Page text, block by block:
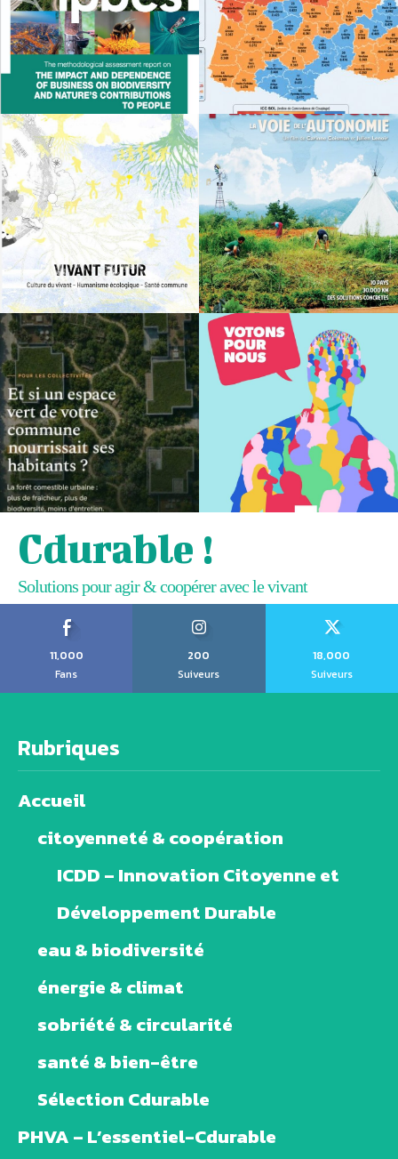
Cdurable !
Solutions pour agir & coopérer avec le vivant
11,000
Fans
200
Suiveurs
18,000
Suiveurs
Rubriques
Accueil
citoyenneté & coopération
ICDD – Innovation Citoyenne et
Développement Durable
eau & biodiversité
énergie & climat
sobriété & circularité
santé & bien-être
Sélection Cdurable
PHVA – L’essentiel-Cdurable